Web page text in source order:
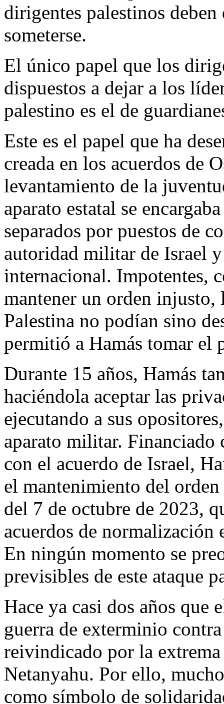
dirigentes palestinos
someterse.
El único papel que los
dispuestos a dejar a los
palestino es el de
Este es el papel que ha
creada en los acuerdos de
levantamiento de la
aparato estatal se
separados por puestos de
autoridad militar de Israel
internacional. Impotentes,
mantener un orden
Palestina no podían sino
permitió a Hamás tomar el
Durante 15 años, Hamás
haciéndola aceptar las
ejecutando a sus
aparato militar. Financiado
con el acuerdo de Israel,
el mantenimiento del
del 7 de octubre de 2023,
acuerdos de normalización
En ningún momento se
previsibles de este ataque
Hace ya casi dos años que
guerra de exterminio
reivindicado por la
Netanyahu. Por ello,
como símbolo de